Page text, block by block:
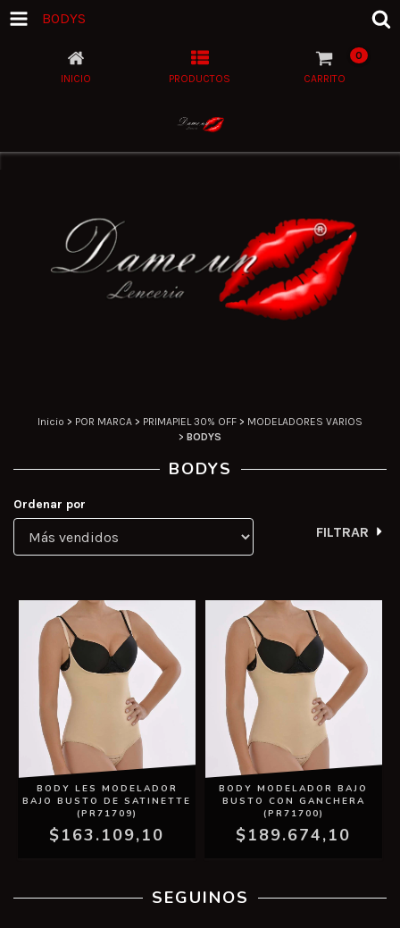
BODYS
INICIO PRODUCTOS CARRITO
0
Inicio > POR MARCA > PRIMAPIEL 30% OFF > MODELADORES VARIOS
> BODYS
BODYS
Ordenar por
FILTRAR
BODY LES MODELADOR
BAJO BUSTO DE SATINETTE
(PR71709)
$163.109,10
BODY MODELADOR BAJO
BUSTO CON GANCHERA
(PR71700)
$189.674,10
SEGUINOS